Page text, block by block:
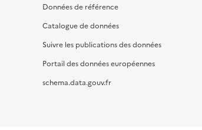
Données de référence
Catalogue de données
Suivre les publications des données
Portail des données européennes
schema.data.gouv.fr